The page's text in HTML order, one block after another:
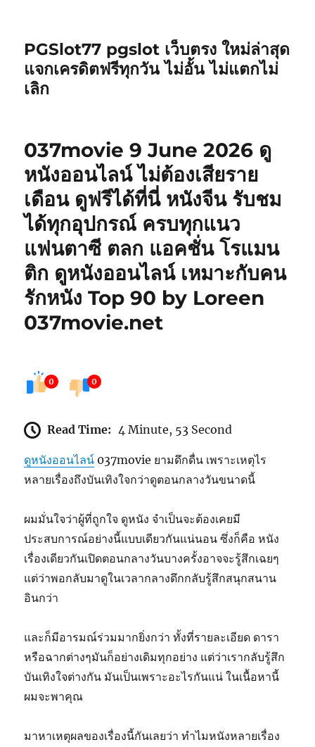
PGSlot77 pgslot เว็บตรง ใหม่ล่าสุด
แจกเครดิตฟรีทุกวัน ไม่อั้น ไม่แตกไม่
เลิก
037movie 9 June 2026 ดู
หนังออนไลน์ ไม่ต้องเสียราย
เดือน ดูฟรีได้ที่นี่ หนังจีน รับชม
ได้ทุกอุปกรณ์ ครบทุกแนว
แฟนตาซี ตลก แอคชั่น โรแมน
ติก ดูหนังออนไลน์ เหมาะกับคน
รักหนัง Top 90 by Loreen
037movie.net
0 0
Read Time: 4 Minute, 53 Second
ดูหนังออนไลน์ 037movie ยามดึกดื่น เพราะเหตุไร
หลายเรื่องถึงบันเทิงใจกว่าดูตอนกลางวันขนาดนี้
ผมมั่นใจว่าผู้ที่ถูกใจ ดูหนัง จำเป็นจะต้องเคยมี
ประสบการณ์อย่างนี้แบบเดียวกันแน่นอน ซึ่งก็คือ หนัง
เรื่องเดียวกันเปิดตอนกลางวันบางครั้งอาจจะรู้สึกเฉยๆ
แต่ว่าพอกลับมาดูในเวลากลางดึกกลับรู้สึกสนุกสนาน
อินกว่า
และก็มีอารมณ์ร่วมมากยิ่งกว่า ทั้งที่รายละเอียด ดารา
หรือฉากต่างๆมันก็อย่างเดิมทุกอย่าง แต่ว่าเรากลับรู้สึก
บันเทิงใจต่างกัน มันเป็นเพราะอะไรกันแน่ ในเนื้อหานี้
ผมจะพาคุณ
มาหาเหตุผลของเรื่องนี้กันเลยว่า ทำไมหนังหลายเรื่อง